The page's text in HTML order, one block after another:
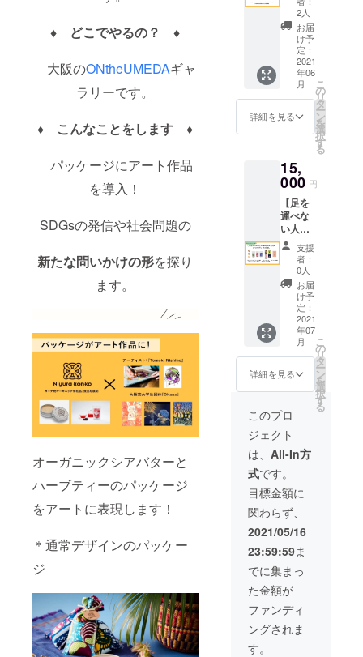
♦︎ どこでやるの？ ♦︎
大阪のONtheUMEDAギャ
ラリーです。
♦︎ こんなことをします ♦︎
パッケージにアート作品
を導入！
SDGsの発信や社会問題の
新たな問いかけの形を探り
ます。
オーガニックシアバターと
ハーブティーのパッケージ
をアートに表現します！
＊通常デザインのパッケー
ジ
ト）
は、
2021年
6月内2
回まで
のみ可
能で
す。
の原画
アート
ポス
ター
（A3）
1枚をお
届けさ
せてい
ただき
すが、
額なし
ます。
ハーブ
ティー
用の
パッ
ケージ
作品か
ら選択
いただ
けま
す。 シ
アバ
ハーブ
ティー
アート
ター
は、 遅
７月末
までに
発送申
し上げ
ます。
せてい
ただき
ます。
・ハー
ティー
は、好
きな
アー
ケージ
を３種
一括で
お届け
させて
いただ
きま
す。 ・
お好き
な作品
の原画
アート
ポス
ター2枚
をお届
けさせ
ていた
す。 *サ
イン入
が、額
なしと
なりま
す。シ
アバ
ター用
のパッ
ケージ
ハーブ
ティー
用の
パッ
ケージ
作品か
ら選択
商品
パッ
ケージ
やアイ
テム
に、今
回むす
び展に
参加し
たアー
ティス
品をコ
ラボさ
せてい
ただき
ます。
本企画
終了後
となり
ますの
で、具
体的な
コラボ
につい
てのお
話や期
間、費
用等
Nishino
の場
合：個
別で別
途相談
可能で
す。 愛
だい、
こぐま
のおう
ち、ふ
すきー
の場
合：
Ohana
運営と
別途相
談とな
2人
お届
け予
定：
2021
年06
月
詳細を見る
こ
の
リ
タ
ー
ン
を
選
択
す
る
15,
000 円
【足を
運べな
い人に
おすす
め】 コ
ラボ
パッ
ケージ
シアバ
ター＆
ハーブ
ティー
ゴー
ルドプ
ラン ・
コラボ
版パッ
ケージ
のシア
バター
（15g）
3種”全
て”をお
届けさ
せてい
ただき
ます。 *
シアバ
ターの
コラボ
パッ
ケージ
は３種
（愛だ
支援
者：
0人
お届
け予
定：
2021
年07
月
詳細を見る
こ
の
リ
タ
ー
ン
を
選
択
す
る
このプロ
ジェクト
は、 All-In方
式です。
目標金額に
関わらず、
2021/05/16
23:59:59ま
でに集まっ
た金額が
ファンディ
ングされま
す。